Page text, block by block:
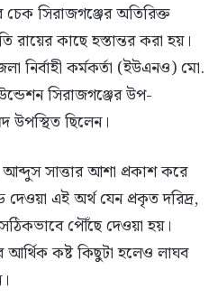
সিরাজগঞ্জের অতিরিক্ত
রায়ের কাছে হস্তান্তর করা হয়।
নির্বাহী কর্মকর্তা (ইউএনও) মো.
সিরাজগঞ্জের উপ-
ছিলেন।
সাত্তার আশা প্রকাশ করে
এই অর্থ যেন প্রকৃত দরিদ্র,
পৌঁছে দেওয়া হয়।
কষ্ট কিছুটা হলেও লাঘব